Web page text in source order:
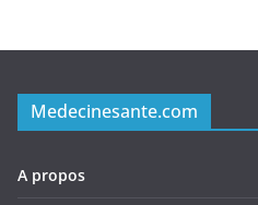
Medecinesante.com
A propos